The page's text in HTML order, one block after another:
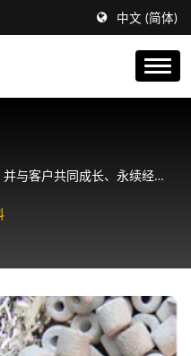
中文 (简体)
与客户共同成长、永续经